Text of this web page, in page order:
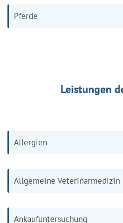
Pferde
Leistungen
Allergien
Allgemeine Veterinärmedizin
Ankaufuntersuchung